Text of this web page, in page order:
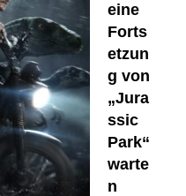
eine
Forts
etzun
g von
„Jura
ssic
Park“
warte
n